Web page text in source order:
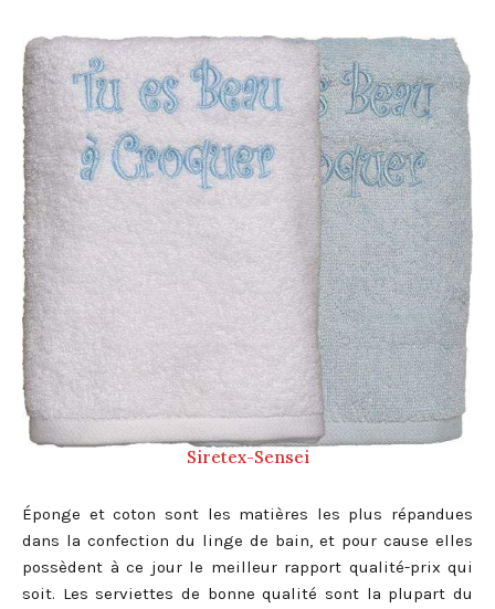
Siretex-Sensei
Éponge et coton sont les matières les plus répandues
dans la confection du linge de bain, et pour cause elles
possèdent à ce jour le meilleur rapport qualité-prix qui
soit. Les serviettes de bonne qualité sont la plupart du